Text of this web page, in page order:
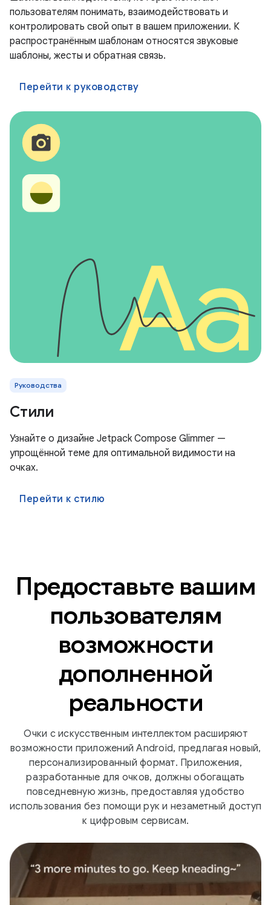
пользователям понимать, взаимодействовать и
контролировать свой опыт в вашем приложении. К
распространённым шаблонам относятся звуковые
шаблоны, жесты и обратная связь.
Перейти к руководству
Руководства
Стили
Узнайте о дизайне Jetpack Compose Glimmer —
упрощённой теме для оптимальной видимости на
очках.
Перейти к стилю
Предоставьте вашим
пользователям
возможности
дополненной
реальности
Очки с искусственным интеллектом расширяют
возможности приложений Android, предлагая новый,
персонализированный формат. Приложения,
разработанные для очков, должны обогащать
повседневную жизнь, предоставляя удобство
использования без помощи рук и незаметный доступ
к цифровым сервисам.